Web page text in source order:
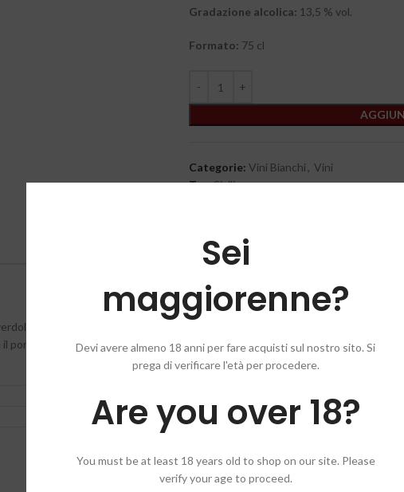
Sei
maggiorenne?
Devi avere almeno 18 anni per fare acquisti sul nostro sito. Si
prega di verificare l'età per procedere.
Are you over 18?
You must be at least 18 years old to shop on our site. Please
verify your age to proceed.
Gradazione alcolica: 13,5 % vol.
Formato: 75 cl
Categorie: Vini Bianchi , Vini
Tag:Sicilia
Al naso sprigiona eleganti note di pesca e frutta secca, arricchite da
pompelmo rosa.